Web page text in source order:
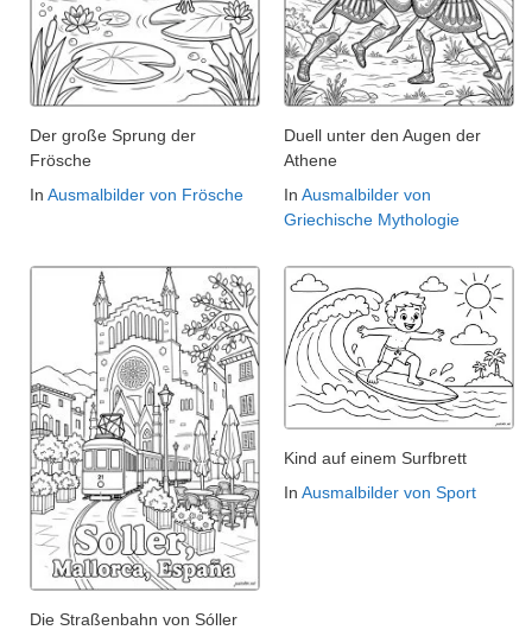
Der große Sprung der
Frösche
In Ausmalbilder von Frösche
Duell unter den Augen der
Athene
In Ausmalbilder von
Griechische Mythologie
Die Straßenbahn von Sóller
Kind auf einem Surfbrett
In Ausmalbilder von Sport